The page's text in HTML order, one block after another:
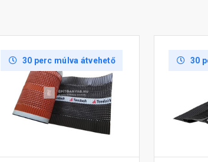
30 perc múlva átvehető 30